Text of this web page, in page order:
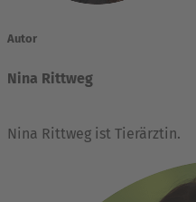
Autor
Nina Rittweg
Nina Rittweg ist Tierärztin.